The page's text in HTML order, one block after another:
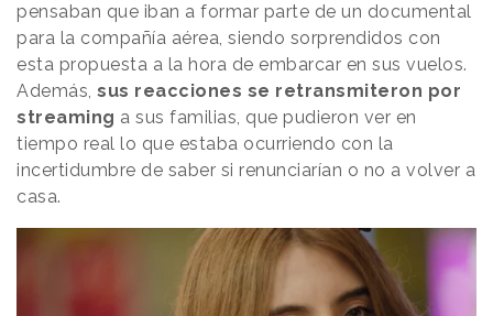
pensaban que iban a formar parte de un documental
para la compañía aérea, siendo sorprendidos con
esta propuesta a la hora de embarcar en sus vuelos.
Además, sus reacciones se retransmiteron por
streaming a sus familias, que pudieron ver en
tiempo real lo que estaba ocurriendo con la
incertidumbre de saber si renunciarían o no a volver a
casa.